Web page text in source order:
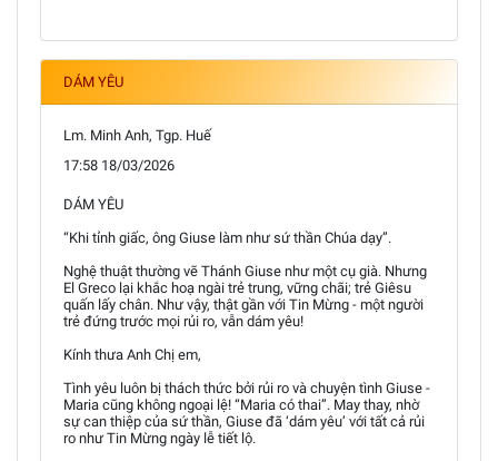
DÁM YÊU
Lm. Minh Anh, Tgp. Huế
17:58 18/03/2026
DÁM YÊU
“Khi tỉnh giấc, ông Giuse làm như sứ thần Chúa dạy”.
Nghệ thuật thường vẽ Thánh Giuse như một cụ già. Nhưng
El Greco lại khắc hoạ ngài trẻ trung, vững chãi; trẻ Giêsu
quấn lấy chân. Như vậy, thật gần với Tin Mừng - một người
trẻ đứng trước mọi rủi ro, vẫn dám yêu!
Kính thưa Anh Chị em,
Tình yêu luôn bị thách thức bởi rủi ro và chuyện tình Giuse -
Maria cũng không ngoại lệ! “Maria có thai”. May thay, nhờ
sự can thiệp của sứ thần, Giuse đã ‘dám yêu’ với tất cả rủi
ro như Tin Mừng ngày lễ tiết lộ.